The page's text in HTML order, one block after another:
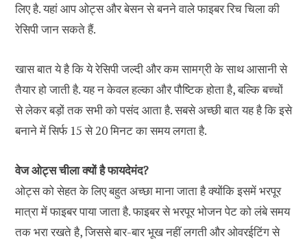
लिए है. यहां आप ओट्स और बेसन से बनने वाले फाइबर रिच चिला की
रेसिपी जान सकते हैं.
खास बात ये है कि ये रेसिपी जल्दी और कम सामग्री के साथ आसानी से
तैयार हो जाती है. यह न केवल हल्का और पौष्टिक होता है, बल्कि बच्चों
से लेकर बड़ों तक सभी को पसंद आता है. सबसे अच्छी बात यह है कि इसे
बनाने में सिर्फ 15 से 20 मिनट का समय लगता है.
वेज ओट्स चीला क्यों है फायदेमंद?
ओट्स को सेहत के लिए बहुत अच्छा माना जाता है क्योंकि इसमें भरपूर
मात्रा में फाइबर पाया जाता है. फाइबर से भरपूर भोजन पेट को लंबे समय
तक भरा रखते है, जिससे बार-बार भूख नहीं लगती और ओवरईटिंग से